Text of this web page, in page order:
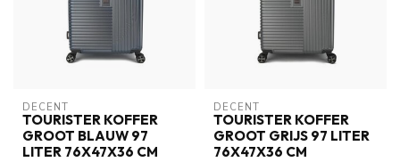
DECENT
TOURISTER KOFFER
GROOT BLAUW 97
LITER 76X47X36 CM
DECENT
TOURISTER KOFFER
GROOT GRIJS 97 LITER
76X47X36 CM